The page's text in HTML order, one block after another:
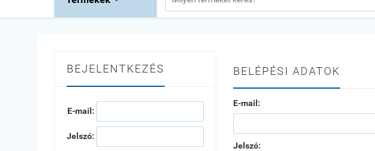
BEJELENTKEZÉS
E-mail:
Jelszó:
BELÉPÉSI ADATOK
E-mail:
Jelszó: